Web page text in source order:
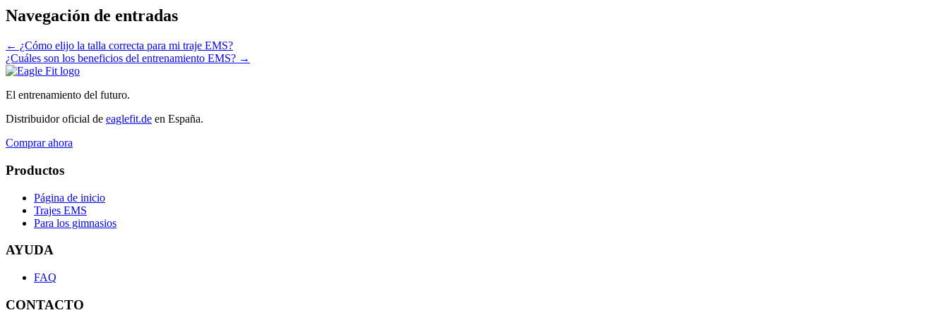
Navegación de entradas
← ¿Cómo elijo la talla correcta para mi traje EMS?
¿Cuáles son los beneficios del entrenamiento EMS? →
El entrenamiento del futuro.
Distribuidor oficial de eaglefit.de en España.
Comprar ahora
Productos
Página de inicio
Trajes EMS
Para los gimnasios
AYUDA
FAQ
CONTACTO